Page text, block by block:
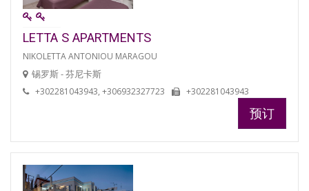
LETTA S APARTMENTS
NIKOLETTA ANTONIOU MARAGOU
锡罗斯 - 芬尼卡斯
+302281043943, +306932327723 +302281043943
预订